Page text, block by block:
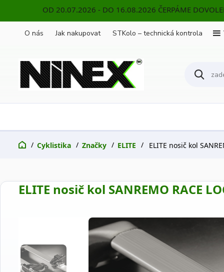
OD 20.07.2026 - DO 16.08.2026 ČERPÁME
O nás Jak nakupovat STKolo – technická kontrola
Cyklistika Značky ELITE ELITE nosič kol
ELITE nosič kol SANREMO RACE